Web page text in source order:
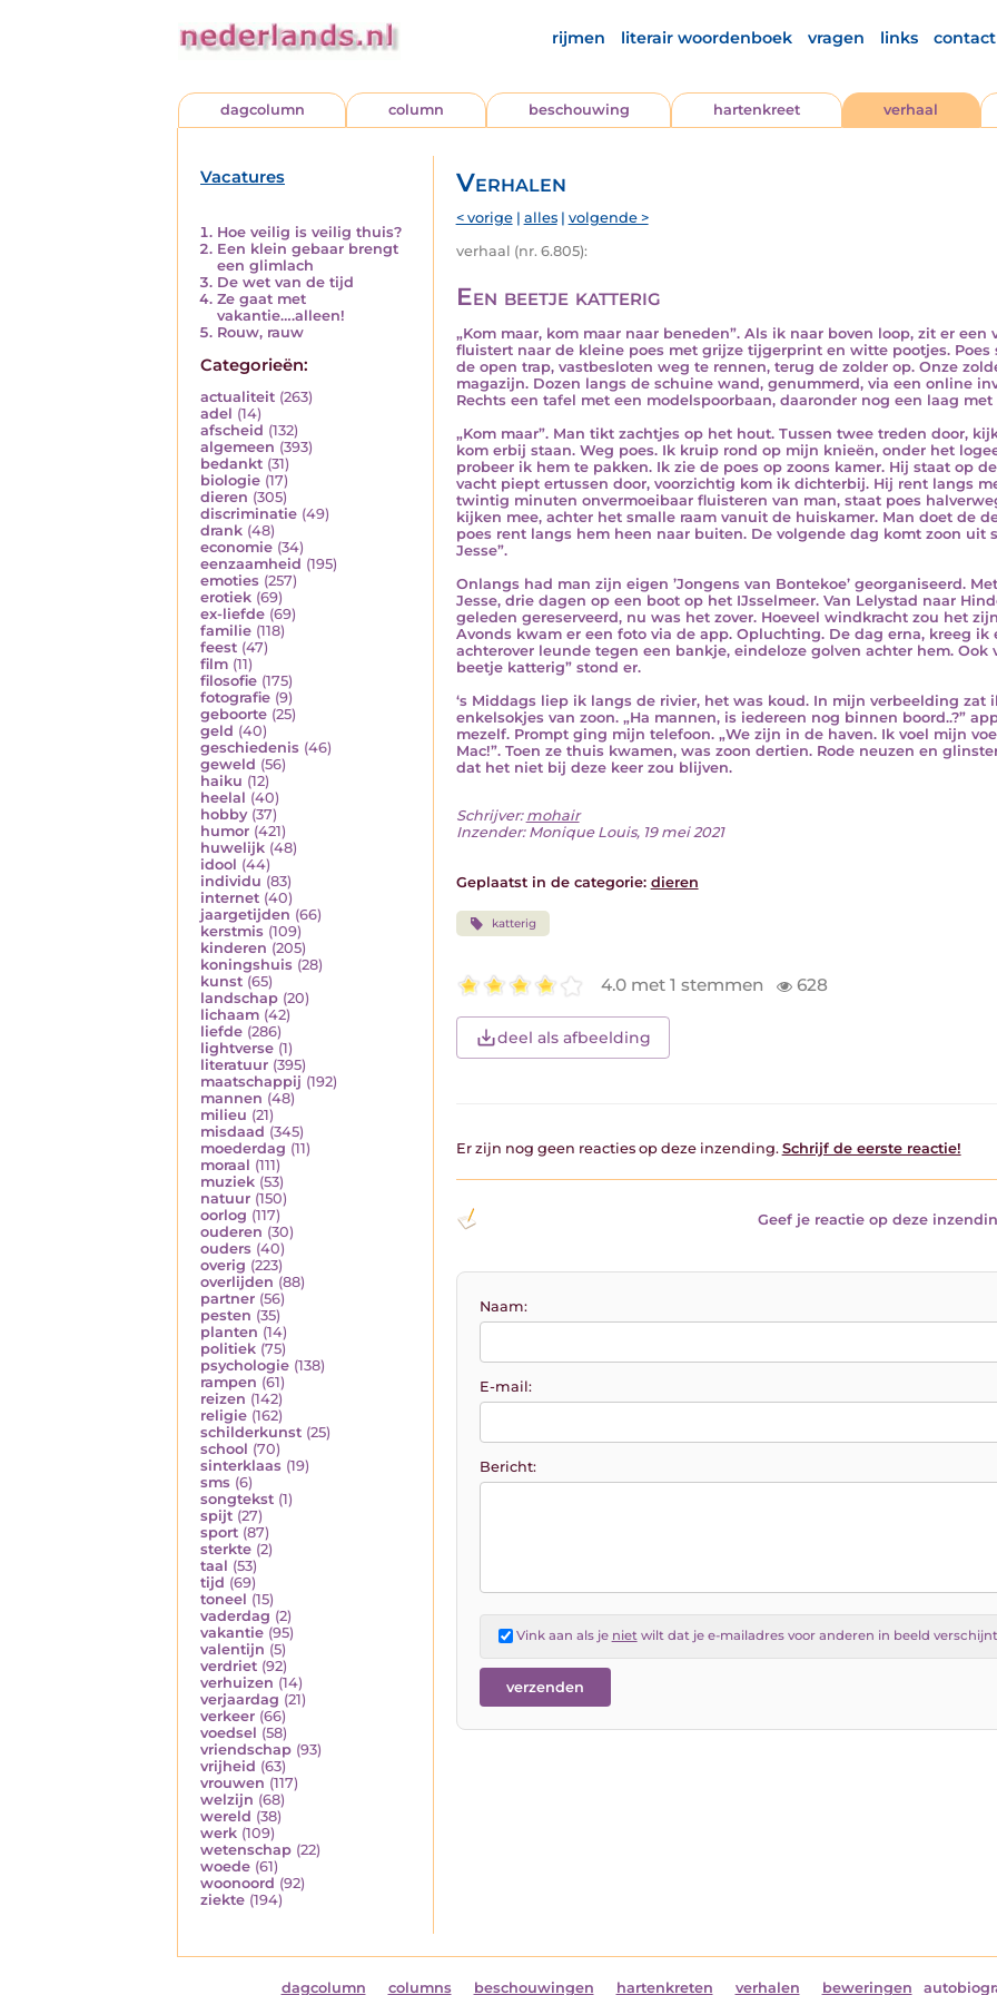
rijmen literair woordenboek vragen links contact
dagcolumn column beschouwing hartenkreet verhaal
Vacatures
Hoe veilig is veilig thuis?
Een klein gebaar brengt
een glimlach
De wet van de tijd
Ze gaat met
vakantie….alleen!
Rouw, rauw
Categorieën:
actualiteit (263)
adel (14)
afscheid (132)
algemeen (393)
bedankt (31)
biologie (17)
dieren (305)
discriminatie (49)
drank (48)
economie (34)
eenzaamheid (195)
emoties (257)
erotiek (69)
ex-liefde (69)
familie (118)
feest (47)
film (11)
filosofie (175)
fotografie (9)
geboorte (25)
geld (40)
geschiedenis (46)
geweld (56)
haiku (12)
heelal (40)
hobby (37)
humor (421)
huwelijk (48)
idool (44)
individu (83)
internet (40)
jaargetijden (66)
kerstmis (109)
kinderen (205)
koningshuis (28)
kunst (65)
landschap (20)
lichaam (42)
liefde (286)
lightverse (1)
literatuur (395)
maatschappij (192)
mannen (48)
milieu (21)
misdaad (345)
moederdag (11)
moraal (111)
muziek (53)
natuur (150)
oorlog (117)
ouderen (30)
ouders (40)
overig (223)
overlijden (88)
partner (56)
pesten (35)
planten (14)
politiek (75)
psychologie (138)
rampen (61)
reizen (142)
religie (162)
schilderkunst (25)
school (70)
sinterklaas (19)
sms (6)
songtekst (1)
spijt (27)
sport (87)
sterkte (2)
taal (53)
tijd (69)
toneel (15)
vaderdag (2)
vakantie (95)
valentijn (5)
verdriet (92)
verhuizen (14)
verjaardag (21)
verkeer (66)
voedsel (58)
vriendschap (93)
vrijheid (63)
vrouwen (117)
welzijn (68)
wereld (38)
werk (109)
wetenschap (22)
woede (61)
woonoord (92)
ziekte (194)
Verhalen
< vorige| alles| volgende >
verhaal (nr. 6.805):
Een beetje katterig
„Kom maar, kom maar naar beneden”. Als ik naar boven loop, zit er een
fluistert naar de kleine poes met grijze tijgerprint en witte pootjes. Poes
de open trap, vastbesloten weg te rennen, terug de zolder op. Onze
magazijn. Dozen langs de schuine wand, genummerd, via een online
Rechts een tafel met een modelspoorbaan, daaronder nog een laag
„Kom maar”. Man tikt zachtjes op het hout. Tussen twee treden door,
kom erbij staan. Weg poes. Ik kruip rond op mijn knieën, onder het
probeer ik hem te pakken. Ik zie de poes op zoons kamer. Hij staat op
vacht piept ertussen door, voorzichtig kom ik dichterbij. Hij rent langs
twintig minuten onvermoeibaar fluisteren van man, staat poes
kijken mee, achter het smalle raam vanuit de huiskamer. Man doet de
poes rent langs hem heen naar buiten. De volgende dag komt zoon uit
Jesse”.
Onlangs had man zijn eigen ’Jongens van Bontekoe’ georganiseerd.
Jesse, drie dagen op een boot op het IJsselmeer. Van Lelystad naar
geleden gereserveerd, nu was het zover. Hoeveel windkracht zou het
Avonds kwam er een foto via de app. Opluchting. De dag erna, kreeg
achterover leunde tegen een bankje, eindeloze golven achter hem. Ook
beetje katterig” stond er.
‘s Middags liep ik langs de rivier, het was koud. In mijn verbeelding zat
enkelsokjes van zoon. „Ha mannen, is iedereen nog binnen boord..?”
mezelf. Prompt ging mijn telefoon. „We zijn in de haven. Ik voel mijn
Mac!”. Toen ze thuis kwamen, was zoon dertien. Rode neuzen en
dat het niet bij deze keer zou blijven.
Schrijver: mohair
Inzender: Monique Louis, 19 mei 2021
Geplaatst in de categorie: dieren
katterig
4.0 met 1 stemmen 628
deel als afbeelding
Er zijn nog geen reacties op deze inzending. Schrijf de eerste reactie!
Geef je reactie op deze
Naam:
E-mail:
Bericht:
Vink aan als je nietwilt dat je e-mailadres voor anderen in beeld verschijnt
dagcolumn columns beschouwingen hartenkreten verhalen beweringen